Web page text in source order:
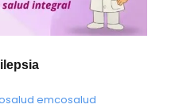
emcosalud